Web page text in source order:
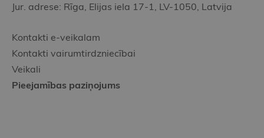
Jur. adrese: Rīga, Elijas iela 17-1, LV-1050, Latvija
Kontakti e-veikalam
Kontakti vairumtirdzniecībai
Veikali
Pieejamības paziņojums